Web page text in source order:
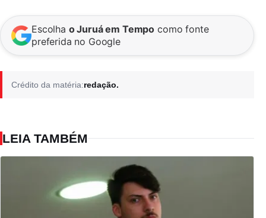
Escolha o Juruá em Tempo como fonte
preferida no Google
Crédito da matéria:redação.
LEIA TAMBÉM